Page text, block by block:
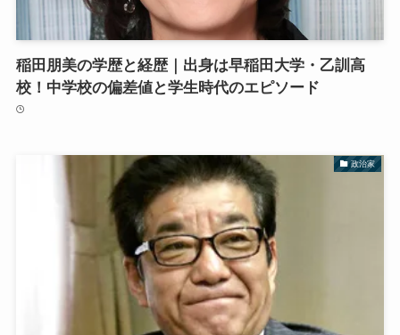
稲田朋美の学歴と経歴｜出身は早稲田大学・乙訓高
校！中学校の偏差値と学生時代のエピソード
政治家